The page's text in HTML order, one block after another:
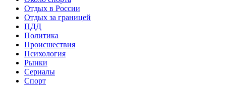
Отдых в России
Отдых за границей
ПДД
Политика
Происшествия
Психология
Рынки
Сериалы
Спорт